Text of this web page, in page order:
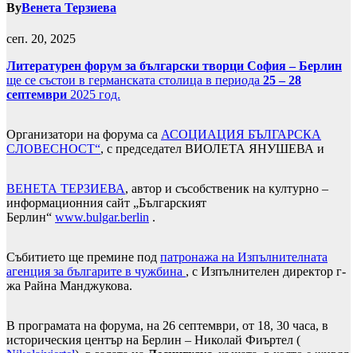
ByВенета Терзиева
сеп. 20, 2025
Литературен форум за български творци София – Берлин
ще се състои в германската столица в периода 25 – 28
септември 2025 год.
Организатори на форума са АСОЦИАЦИЯ БЪЛГАРСКА
СЛОВЕСНОСТ“, с председател ВИОЛЕТА ЯНУШЕВА и
ВЕНЕТА ТЕРЗИЕВА, автор и съсобственик на културно –
информационния сайт „Българският
Берлин“ www.bulgar.berlin .
Събитието ще премине под патронажа на Изпълнителната
агенция за българите в чужбина , с Изпълнителен директор г-
жа Райна Манджукова.
В програмата на форума, на 26 септември, от 18, 30 часа, в
историческия център на Берлин – Николай Фиъртел (